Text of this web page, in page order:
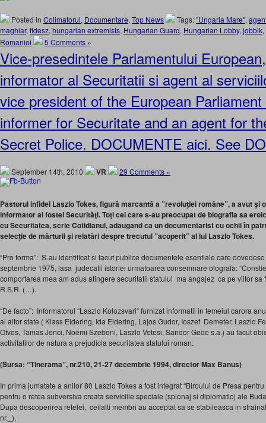
Posted in Colimatorul, Documentare, Top News Tags:"Ungaria Mare",
maghiar, fidesz, hungarian extremists, Hungarian Guard, Hungarian Lobby, jobbik,
Romaniei
5 Comments »
Vice-presedintele Parlamentului
informator al Securitatii si agent al
vice president of the European
informer for Securitate and an agent for
Secret Police. DOCUMENTE aici. See
September 14th, 2010 VR 29 Comments »
Pastorul infidel Laszlo Tokes, figură marcantă a ”revoluţiei române”, a avut şi
informator al fostei Securităţi. Toţi cei care s-au preocupat de biografia sa
cu Securitatea, scrie Cotidianul, adaugand ca un documentarist cu ochii în
selecţie de mărturii şi relatări despre trecutul ”acoperit” al lui Laszlo Tokes.
“Pro forma”: S-au identificat si facut publice documentele esentiale care
septembrie 1975, lasa judecatii istoriei urmatoarea consemnare olografa:
comportarea mea am adus atingere securitatii statului ma angajez ca pe viitor
R.S.R. (…).
“De facto”: Informatorul “Laszlo Kolozsvari“ furnizat informatii in temeiul carora
ai altor state ( Klass Eldering, Ida Eldering, Lajos Gudor, Ioszef Demeter, Laszlo
Otvos, Tamas Jenci, Noemi Szebeni, Laszlo Vetesi, Sandor Gede s.a.) au facut
activitatilor de natura a prejudicia securitatea statului roman.
(Sursa: “Tinerama”, nr.210, 21-27 decembrie 1994, director Max Banus)
In prima jumatate a anilor`80 Laszlo Tokes a fost integrat “Biroului de Presa
pentru o retea subversiva creata serviciile speciale (spionaj si diplomatic) ale
Dupa descoperirea retelei, ceilalti membri au acceptat sa se stabileasca in
nr._).